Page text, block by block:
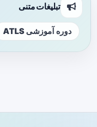
تبلیغات متنی
دوره آموزشی ATLS